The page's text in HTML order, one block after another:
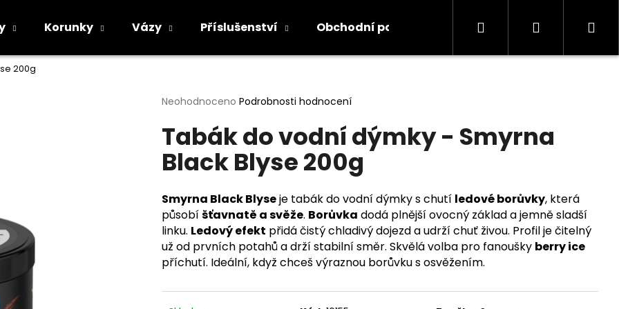
Korunky Vázy Příslušenství Obchodní podmínky Kontakty Informace
Hledat Přihlášení
200g
Průměrné
produktu
0,0
hvězdiček.
Neohodnoceno Podrobnosti hodnocení
Tabák do vodní dýmky - Smyrna
Black Blyse 200g
Smyrna Black Blyseje tabák do vodní dýmky s chutí ledové borůvky, která
působíšťavnatě a svěže. Borůvka dodá plnější ovocný základ a jemně sladší
linku. Ledový efekt přidá čistý chladivý dojezd a udrží chuť živou. Profil je čitelný
už od prvních potahů a drží stabilní směr. Skvělá volba pro fanoušky berry ice
příchutí. Ideální, když chceš výraznou borůvku s osvěžením.
Co potřebujete najít?
HLEDAT